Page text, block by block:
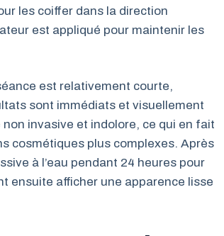
les coiffer dans la direction
est appliqué pour maintenir les
est relativement courte,
sont immédiats et visuellement
invasive et indolore, ce qui en fait
cosmétiques plus complexes. Après
à l’eau pendant 24 heures pour
ensuite afficher une apparence lisse